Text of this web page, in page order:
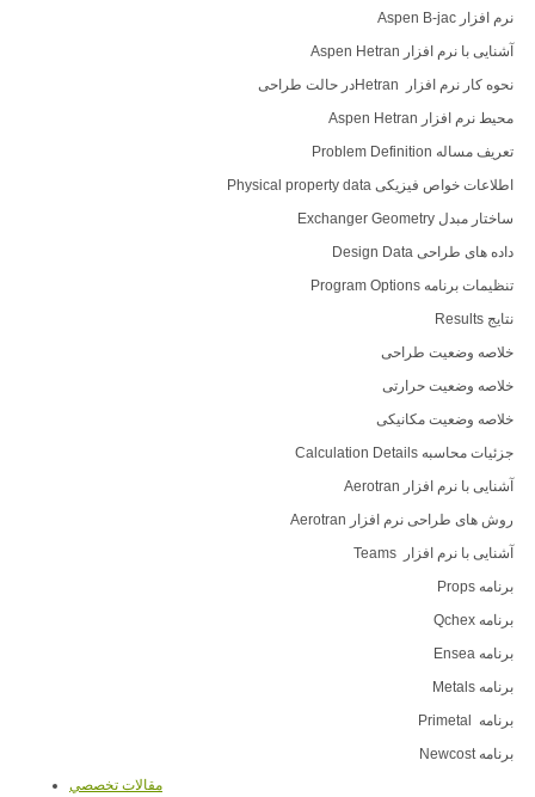
نرم افزار Aspen B-jac
آشنایی با نرم افزار Aspen Hetran
نحوه کار نرم افزار Hetranدر حالت طراحی
محیط نرم افزار Aspen Hetran
تعریف مساله Problem Definition
اطلاعات خواص فیزیکی Physical property data
ساختار مبدل Exchanger Geometry
داده های طراحی Design Data
تنظیمات برنامه Program Options
نتایج Results
خلاصه وضعیت طراحی
خلاصه وضعیت حرارتی
خلاصه وضعیت مکانیکی
جزئیات محاسبه Calculation Details
آشنایی با نرم افزار Aerotran
روش های طراحی نرم افزار Aerotran
آشنایی با نرم افزار Teams
برنامه Props
برنامه Qchex
برنامه Ensea
برنامه Metals
برنامه Primetal
برنامه Newcost
مقالات تخصصي